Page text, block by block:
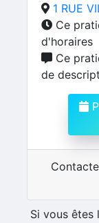
1 RUE
Ce
d'horaires
Ce
de
Si vous êtes